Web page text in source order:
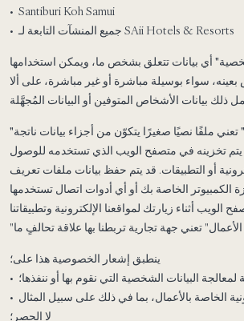
• Santiburi Koh Samui
• جميع المنشآت التابعة لـ SAii Hotels & Resorts
أي بيانات تتعلق بشخص ما، ويمكن استخدامها
سواء بوسيلة مباشرة أو غير مباشرة، على ألا
تعني ملفًا نصيًا صغيرًا يتكوّن من أجزاء بيانات ناتجة
تخزينه في متصفح الويب الذي تستخدمه للوصول
أو التطبيقات. قد يتم حفظ بيانات ملفات تعريف
الكمبيوتر الخاصة بك أو أي أدوات اتصال تستخدمها
ينطبق إشعار الخصوصية هذا على؛
لمعالجة البيانات الشخصية التي نقوم بها أو ننفذها؛
• أيًّا من مواقعنا الإلكترونية الخاصة بالأعمال، بما في ذلك على سبيل المثال
لا الحصر؛